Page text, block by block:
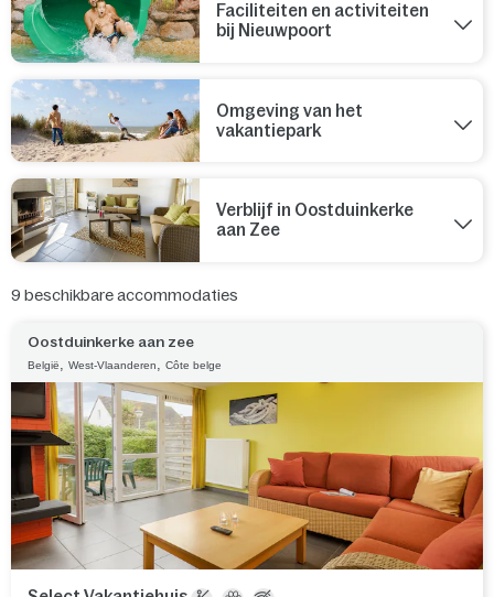
Faciliteiten en activiteiten
bij Nieuwpoort
Omgeving van het
vakantiepark
Verblijf in Oostduinkerke
aan Zee
9 beschikbare accommodaties
Oostduinkerke aan zee
België West-Vlaanderen Côte belge